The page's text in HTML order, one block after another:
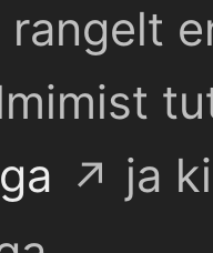
rangelt
ja